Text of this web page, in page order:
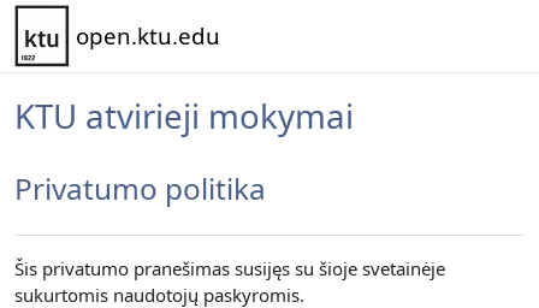
Pereiti į pagrindinį turinį
open.ktu.edu
KTU atvirieji mokymai
Privatumo politika
Šis privatumo pranešimas susijęs su šioje svetainėje
sukurtomis naudotojų paskyromis.